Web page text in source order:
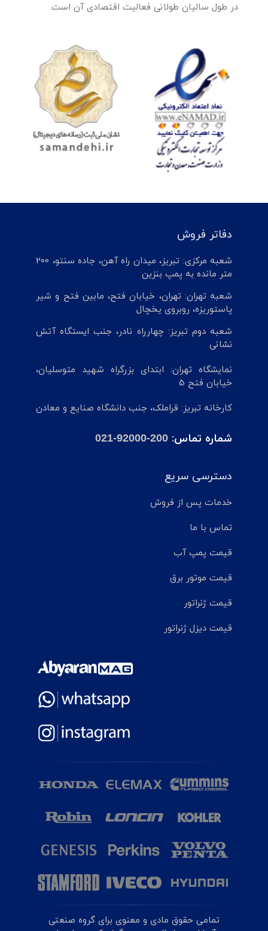
در طول سالیان طولانی فعالیت اقتصادی آن است.
دفاتر فروش
شعبه مرکزی: تبریز، میدان راه آهن، جاده سنتو، 200
متر مانده به پمپ بنزین
شعبه تهران: تهران، خیابان فتح، مابین فتح و شیر
پاستوریزه، روبروی یخچال
شعبه دوم تبریز: چهارراه نادر، جنب ایستگاه آتش
نشانی
نمایشگاه تهران: ابتدای بزرگراه شهید متوسلیان،
خیابان فتح 5
کارخانه تبریز: قراملک، جنب دانشگاه صنایع و معادن
شماره تماس: 021-92000-200
دسترسی سریع
خدمات پس از فروش
تماس با ما
قیمت پمپ آب
قیمت موتور برق
قیمت ژنراتور
قیمت دیزل ژنراتور
تمامی حقوق مادی و معنوی برای گروه صنعتی